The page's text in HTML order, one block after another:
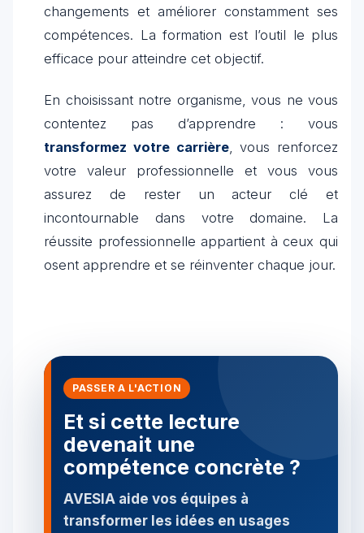
changements et améliorer constamment ses
compétences. La formation est l’outil le plus
efficace pour atteindre cet objectif.
En choisissant notre organisme, vous ne vous
contentez pas d’apprendre : vous
transformez votre carrière, vous renforcez
votre valeur professionnelle et vous vous
assurez de rester un acteur clé et
incontournable dans votre domaine. La
réussite professionnelle appartient à ceux qui
osent apprendre et se réinventer chaque jour.
PASSER A L'ACTION
Et si cette lecture
devenait une
compétence concrète ?
AVESIA aide vos équipes à
transformer les idées en usages